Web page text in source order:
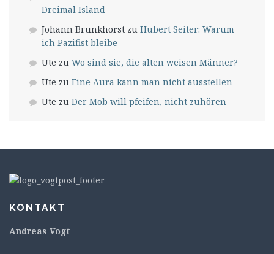
Dreimal Island
Johann Brunkhorst zu Hubert Seiter: Warum
ich Pazifist bleibe
Ute zu Wo sind sie, die alten weisen Männer?
Ute zu Eine Aura kann man nicht ausstellen
Ute zu Der Mob will pfeifen, nicht zuhören
KONTAKT
Andreas Vogt